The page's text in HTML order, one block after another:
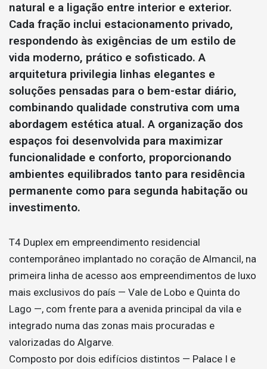
natural e a ligação entre interior e exterior.
Cada fração inclui estacionamento privado,
respondendo às exigências de um estilo de
vida moderno, prático e sofisticado. A
arquitetura privilegia linhas elegantes e
soluções pensadas para o bem-estar diário,
combinando qualidade construtiva com uma
abordagem estética atual. A organização dos
espaços foi desenvolvida para maximizar
funcionalidade e conforto, proporcionando
ambientes equilibrados tanto para residência
permanente como para segunda habitação ou
investimento.
T4 Duplex em empreendimento residencial
contemporâneo implantado no coração de Almancil, na
primeira linha de acesso aos empreendimentos de luxo
mais exclusivos do país — Vale de Lobo e Quinta do
Lago —, com frente para a avenida principal da vila e
integrado numa das zonas mais procuradas e
valorizadas do Algarve.
Composto por dois edifícios distintos — Palace I e